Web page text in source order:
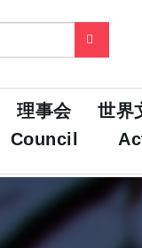
理事会
Council
世界